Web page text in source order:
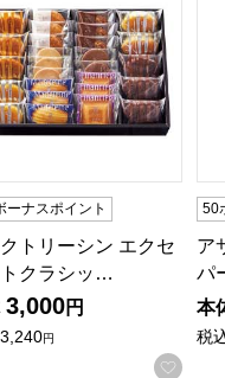
りに登録する
ーナスポイント
トリーシン エクセ
クラシッ…
3,000円
3,240円
お気
50
ア
パ
本
税